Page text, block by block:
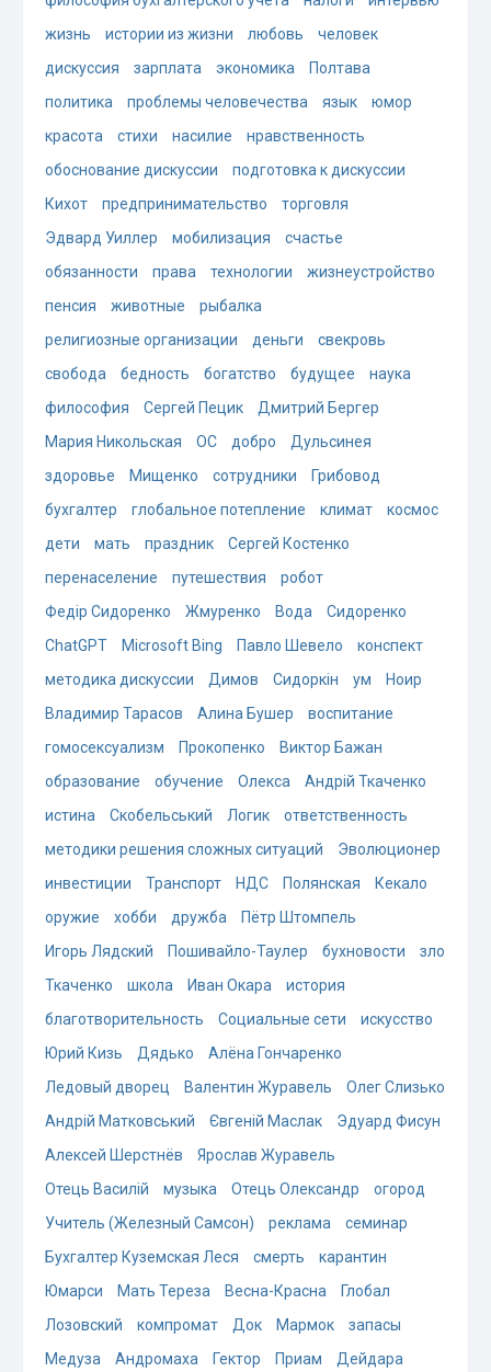
жизнь
истории из жизни любовь
человек
дискуссия
зарплата экономика
Полтава
политика
проблемы человечества язык
юмор
красота
стихи насилие
нравственность
обоснование дискуссии
подготовка к дискуссии
Кихот
предпринимательство
торговля
Эдвард Уиллер
мобилизация
счастье
обязанности
права технологии
жизнеустройство
пенсия
животные
рыбалка
религиозные организации
деньги
свекровь
свобода
бедность богатство будущее
наука
философия
Сергей Пецик
Дмитрий Бергер
Мария Никольская
ОС добро
Дульсинея
здоровье
Мищенко сотрудники
Грибовод
бухгалтер
глобальное потепление климат
космос
дети
мать праздник
Сергей Костенко
перенаселение
путешествия
робот
Федір Сидоренко
Жмуренко Вода
Сидоренко
ChatGPT
Microsoft Bing Павло Шевело
конспект
методика дискуссии
Димов Сидоркін ум
Ноир
Владимир Тарасов
Алина Бушер
воспитание
гомосексуализм
Прокопенко
Виктор Бажан
образование
обучение Олекса
Андрій Ткаченко
истина
Скобельський Логик
ответственность
методики решения сложных ситуаций
Эволюционер
инвестиции
Транспорт НДС Полянская
Кекало
оружие
хобби дружба
Пётр Штомпель
Игорь Лядский
Пошивайло-Таулер бухновости
зло
Ткаченко
школа Иван Окара
история
благотворительность
Социальные сети
искусство
Юрий Кизь
Дядько
Алёна Гончаренко
Ледовый дворец
Валентин Журавель
Олег Слизько
Андрій Матковський
Євгеній Маслак
Эдуард Фисун
Алексей Шерстнёв
Ярослав Журавель
Отець Василій
музыка Отець Олександр
огород
Учитель (Железный Самсон)
реклама
семинар
Бухгалтер Куземская Леся
смерть
карантин
Юмарси
Мать Тереза Весна-Красна
Глобал
Лозовский
компромат Док Мармок
запасы
Медуза
Андромаха Гектор Приам
Дейдара